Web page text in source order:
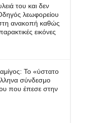
του και δεν
λεωφορείου
ανακοπή καθώς
εικόνες
Το «ύστατο
σύνδεσμο
που έπεσε στην